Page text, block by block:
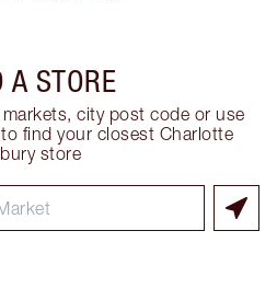
A STORE
city post code or use
find your closest Charlotte
store